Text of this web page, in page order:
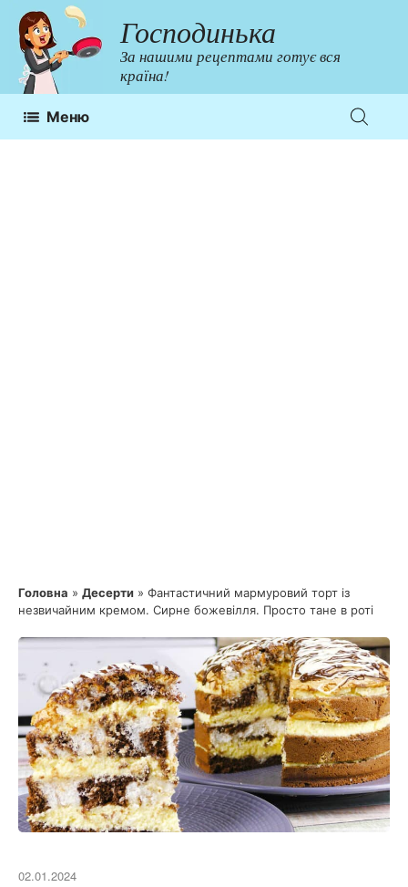
Перейти
до
контенту
Господинька
За нашими рецептами готує вся
країна!
Меню
Головна » Десерти » Фантастичний мармуровий торт із
незвичайним кремом. Сирне божевілля. Просто тане в роті
02.01.2024